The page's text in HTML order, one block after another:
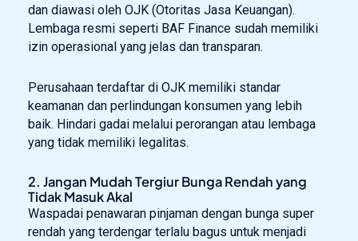
dan diawasi oleh OJK (Otoritas Jasa Keuangan).
Lembaga resmi seperti BAF Finance sudah memiliki
izin operasional yang jelas dan transparan.
Perusahaan terdaftar di OJK memiliki standar
keamanan dan perlindungan konsumen yang lebih
baik. Hindari gadai melalui perorangan atau lembaga
yang tidak memiliki legalitas.
2. Jangan Mudah Tergiur Bunga Rendah yang
Tidak Masuk Akal
Waspadai penawaran pinjaman dengan bunga super
rendah yang terdengar terlalu bagus untuk menjadi